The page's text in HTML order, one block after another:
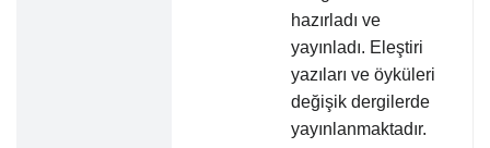
hazırladı ve
yayınladı. Eleştiri
yazıları ve öyküleri
değişik dergilerde
yayınlanmaktadır.